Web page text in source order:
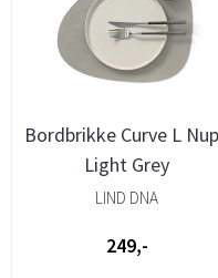
Bordbrikke Curve L
Light Grey
LIND DNA
249,-